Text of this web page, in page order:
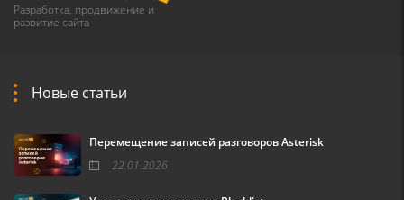
Разработка, продвижение и
развитие сайта
Новые статьи
Перемещение записей разговоров Asterisk
22.01.2026